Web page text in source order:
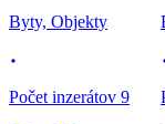
Byty, Objekty
Počet inzerátov 9